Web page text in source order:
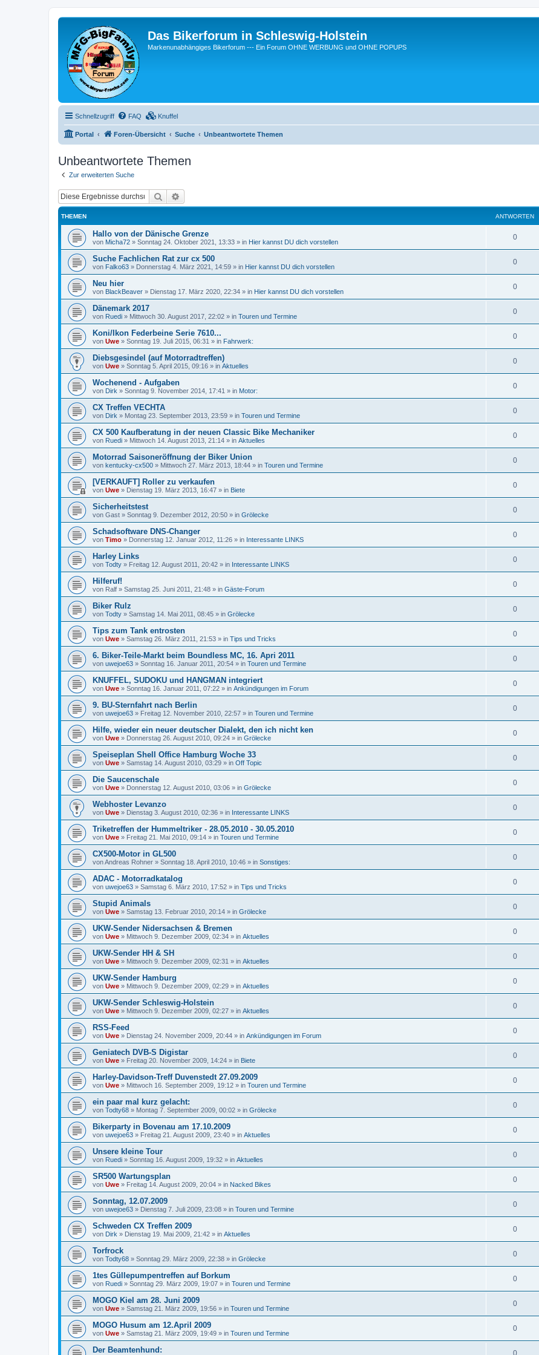
Das Bikerforum in Schleswig-Holstein
Markenunabhängiges Bikerforum --- Ein Forum OHNE WERBUNG und OHNE POPUPS
Schnellzugriff FAQ Knuffel
Portal Foren-Übersicht Suche Unbeantwortete Themen
Unbeantwortete Themen
Zur erweiterten Suche
Suche
THEMEN ANTWORTEN
Hallo von der Dänische Grenze
von Micha72 » Sonntag 24. Oktober 2021, 13:33 » in Hier kannst DU dich vorstellen
0
Suche Fachlichen Rat zur cx 500
von Falko63 » Donnerstag 4. März 2021, 14:59 » in Hier kannst DU dich vorstellen
0
Neu hier
von BlackBeaver » Dienstag 17. März 2020, 22:34 » in Hier kannst DU dich vorstellen
0
Dänemark 2017
von Ruedi » Mittwoch 30. August 2017, 22:02 » in Touren und Termine
0
Koni/Ikon Federbeine Serie 7610...
von Uwe » Sonntag 19. Juli 2015, 06:31 » in Fahrwerk:
0
Diebsgesindel (auf Motorradtreffen)
von Uwe » Sonntag 5. April 2015, 09:16 » in Aktuelles
0
Wochenend - Aufgaben
von Dirk » Sonntag 9. November 2014, 17:41 » in Motor:
0
CX Treffen VECHTA
von Dirk » Montag 23. September 2013, 23:59 » in Touren und Termine
0
CX 500 Kaufberatung in der neuen Classic Bike Mechaniker
von Ruedi » Mittwoch 14. August 2013, 21:14 » in Aktuelles
0
Motorrad Saisoneröffnung der Biker Union
von kentucky-cx500 » Mittwoch 27. März 2013, 18:44 » in Touren und Termine
0
[VERKAUFT] Roller zu verkaufen
von Uwe » Dienstag 19. März 2013, 16:47 » in Biete
0
Sicherheitstest
von Gast » Sonntag 9. Dezember 2012, 20:50 » in Grölecke
0
Schadsoftware DNS-Changer
von Timo » Donnerstag 12. Januar 2012, 11:26 » in Interessante LINKS
0
Harley Links
von Todty » Freitag 12. August 2011, 20:42 » in Interessante LINKS
0
Hilferuf!
von Ralf » Samstag 25. Juni 2011, 21:48 » in Gäste-Forum
0
Biker Rulz
von Todty » Samstag 14. Mai 2011, 08:45 » in Grölecke
0
Tips zum Tank entrosten
von Uwe » Samstag 26. März 2011, 21:53 » in Tips und Tricks
0
6. Biker-Teile-Markt beim Boundless MC, 16. Apri 2011
von uwejoe63 » Sonntag 16. Januar 2011, 20:54 » in Touren und Termine
0
KNUFFEL, SUDOKU und HANGMAN integriert
von Uwe » Sonntag 16. Januar 2011, 07:22 » in Ankündigungen im Forum
0
9. BU-Sternfahrt nach Berlin
von uwejoe63 » Freitag 12. November 2010, 22:57 » in Touren und Termine
0
Hilfe, wieder ein neuer deutscher Dialekt, den ich nicht ken
von Uwe » Donnerstag 26. August 2010, 09:24 » in Grölecke
0
Speiseplan Shell Office Hamburg Woche 33
von Uwe » Samstag 14. August 2010, 03:29 » in Off Topic
0
Die Saucenschale
von Uwe » Donnerstag 12. August 2010, 03:06 » in Grölecke
0
Webhoster Levanzo
von Uwe » Dienstag 3. August 2010, 02:36 » in Interessante LINKS
0
Triketreffen der Hummeltriker - 28.05.2010 - 30.05.2010
von Uwe » Freitag 21. Mai 2010, 09:14 » in Touren und Termine
0
CX500-Motor in GL500
vonAndreas Rohner » Sonntag 18. April 2010, 10:46 » in Sonstiges:
0
ADAC - Motorradkatalog
von uwejoe63 » Samstag 6. März 2010, 17:52 » in Tips und Tricks
0
Stupid Animals
von Uwe » Samstag 13. Februar 2010, 20:14 » in Grölecke
0
UKW-Sender Nidersachsen & Bremen
von Uwe » Mittwoch 9. Dezember 2009, 02:34 » in Aktuelles
0
UKW-Sender HH & SH
von Uwe » Mittwoch 9. Dezember 2009, 02:31 » in Aktuelles
0
UKW-Sender Hamburg
von Uwe » Mittwoch 9. Dezember 2009, 02:29 » in Aktuelles
0
UKW-Sender Schleswig-Holstein
von Uwe » Mittwoch 9. Dezember 2009, 02:27 » in Aktuelles
0
RSS-Feed
von Uwe » Dienstag 24. November 2009, 20:44 » in Ankündigungen im Forum
0
Geniatech DVB-S Digistar
von Uwe » Freitag 20. November 2009, 14:24 » in Biete
0
Harley-Davidson-Treff Duvenstedt 27.09.2009
von Uwe » Mittwoch 16. September 2009, 19:12 » in Touren und Termine
0
ein paar mal kurz gelacht:
von Todty68 » Montag 7. September 2009, 00:02 » in Grölecke
0
Bikerparty in Bovenau am 17.10.2009
von uwejoe63 » Freitag 21. August 2009, 23:40 » in Aktuelles
0
Unsere kleine Tour
von Ruedi » Sonntag 16. August 2009, 19:32 » in Aktuelles
0
SR500 Wartungsplan
von Uwe » Freitag 14. August 2009, 20:04 » in Nacked Bikes
0
Sonntag, 12.07.2009
von uwejoe63 » Dienstag 7. Juli 2009, 23:08 » in Touren und Termine
0
Schweden CX Treffen 2009
von Dirk » Dienstag 19. Mai 2009, 21:42 » in Aktuelles
0
Torfrock
von Todty68 » Sonntag 29. März 2009, 22:38 » in Grölecke
0
1tes Güllepumpentreffen auf Borkum
von Ruedi » Sonntag 29. März 2009, 19:07 » in Touren und Termine
0
MOGO Kiel am 28. Juni 2009
von Uwe » Samstag 21. März 2009, 19:56 » in Touren und Termine
0
MOGO Husum am 12.April 2009
von Uwe » Samstag 21. März 2009, 19:49 » in Touren und Termine
0
Der Beamtenhund: 0